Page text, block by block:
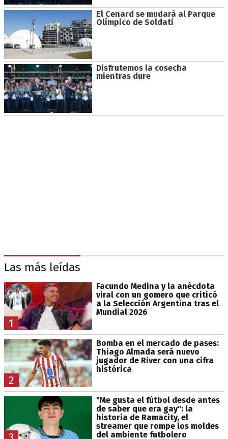
El Cenard se mudará al Parque
Olímpico de Soldati
Disfrutemos la cosecha
mientras dure
Las más leídas
1
Facundo Medina y la anécdota
viral con un gomero que criticó
a la Selección Argentina tras el
Mundial 2026
2
Bomba en el mercado de pases:
Thiago Almada será nuevo
jugador de River con una cifra
histórica
"Me gusta el fútbol desde antes
de saber que era gay": la
historia de Ramacity, el
streamer que rompe los moldes
del ambiente futbolero